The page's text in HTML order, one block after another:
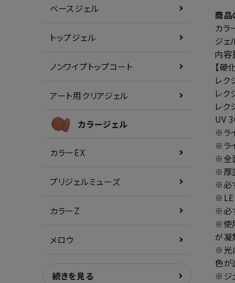
ベースジェル
トップジェル
ノンワイプトップコート
アート用クリアジェル
カラージェル
カラーEX
プリジェルミューズ
カラーZ
メロウ
続きを見る
商品
カラ
ジェ
内容
【硬
レク
レク
レク
UV
※ラ
※ラ
※全
※厚
※必
※必
※使
が凝
※光
色が
※ジ